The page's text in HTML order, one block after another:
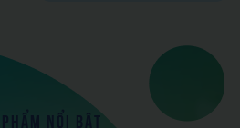
NỔI BẬT